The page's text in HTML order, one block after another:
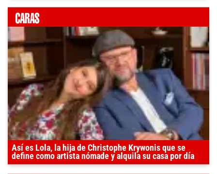
Así es Lola, la hija de Christophe Krywonis que se
define como artista nómade y alquila su casa por día